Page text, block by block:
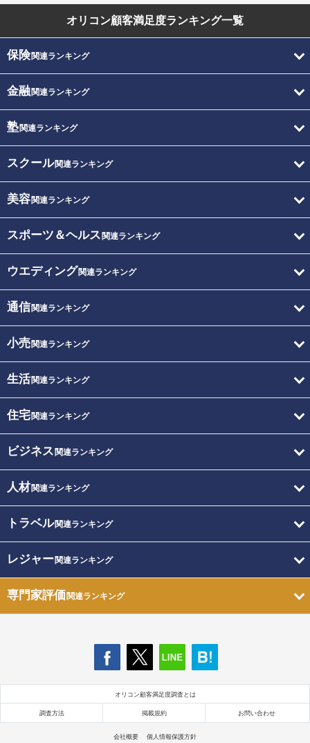
オリコン顧客満足度ランキング一覧
保険関連ランキング
金融関連ランキング
塾関連ランキング
スクール関連ランキング
美容関連ランキング
スポーツ＆ヘルス 関連ランキング
ウエディング関連ランキング
通信関連ランキング
小売関連ランキング
生活関連ランキング
住宅関連ランキング
ビジネス 関連ランキング
人材関連ランキング
トラベル関連ランキング
レジャー関連ランキング
専門家評価関連ランキング
オリコン顧客満足度調査とは
調査方法 掲載規約 お問い合わせ
会社概要 個人情報保護方針